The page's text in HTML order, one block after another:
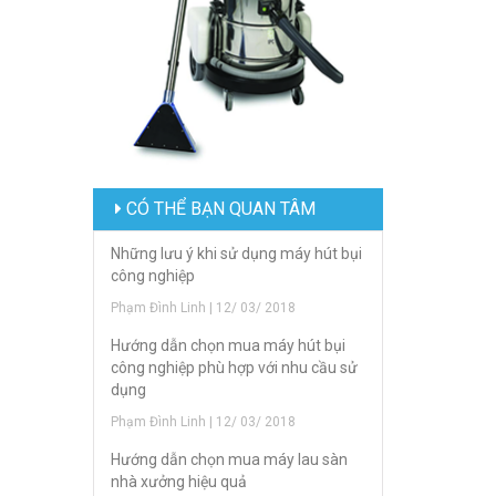
CÓ THỂ BẠN QUAN TÂM
Những lưu ý khi sử dụng máy hút bụi
công nghiệp
Phạm Đình Linh | 12/ 03/ 2018
Hướng dẫn chọn mua máy hút bụi
công nghiệp phù hợp với nhu cầu sử
dụng
Phạm Đình Linh | 12/ 03/ 2018
Hướng dẫn chọn mua máy lau sàn
nhà xưởng hiệu quả